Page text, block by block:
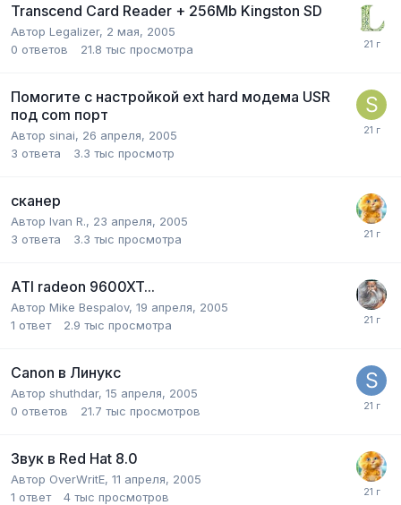
Transcend Card Reader + 256Mb Kingston SD
Автор Legalizer, 2 мая, 2005
0 ответов 21.8 тыс просмотра
Помогите с настройкой ext hard модема USR
под com порт
Автор sinai, 26 апреля, 2005
3 ответа 3.3 тыс просмотр
сканер
Автор Ivan R., 23 апреля, 2005
3 ответа 3.3 тыс просмотра
ATI radeon 9600XT...
Автор Mike Bespalov, 19 апреля, 2005
1 ответ 2.9 тыс просмотра
Canon в Линукс
Автор shuthdar, 15 апреля, 2005
0 ответов 21.7 тыс просмотров
Звук в Red Hat 8.0
Автор OverWritE, 11 апреля, 2005
1 ответ 4 тыс просмотров